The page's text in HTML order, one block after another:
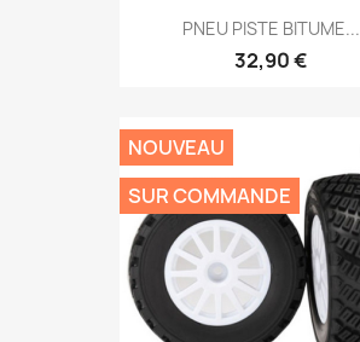
PNEU PISTE BITUME...
32,90 €
NOUVEAU
SUR COMMANDE